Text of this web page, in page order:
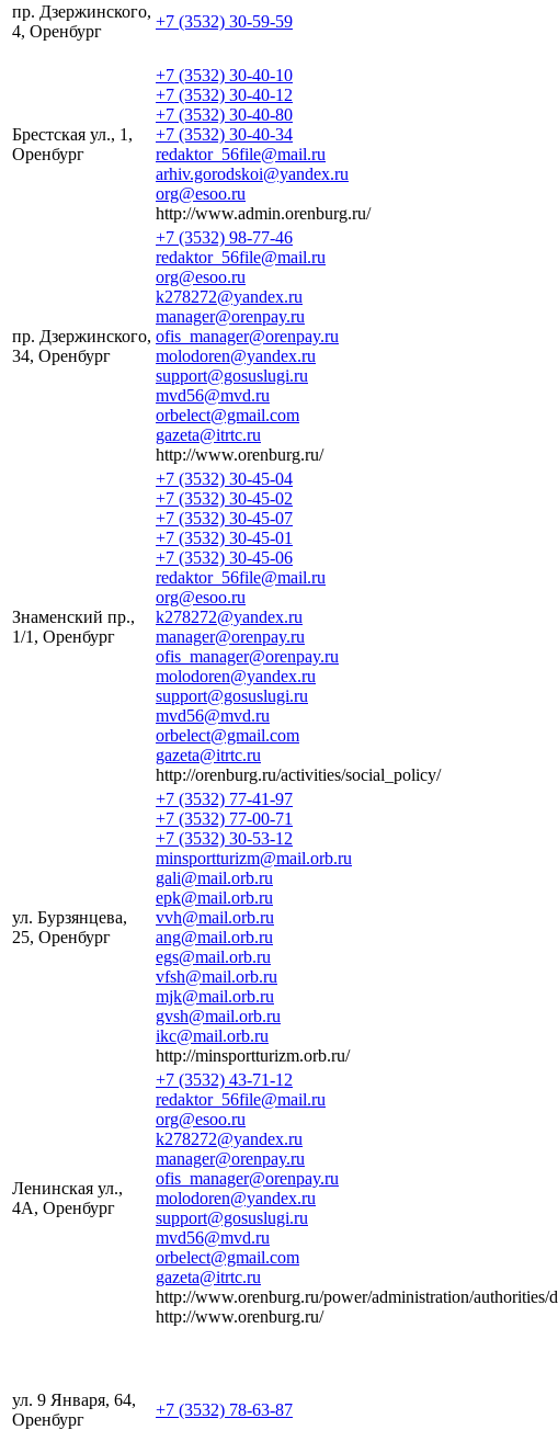
пр. Дзержинского,
4, Оренбург
+7 (3532) 30-59-59
Брестская ул., 1,
Оренбург
+7 (3532) 30-40-10
+7 (3532) 30-40-12
+7 (3532) 30-40-80
+7 (3532) 30-40-34
redaktor_56file@mail.ru
arhiv.gorodskoi@yandex.ru
org@esoo.ru
http://www.admin.orenburg.ru/
пр. Дзержинского,
34, Оренбург
+7 (3532) 98-77-46
redaktor_56file@mail.ru
org@esoo.ru
k278272@yandex.ru
manager@orenpay.ru
ofis_manager@orenpay.ru
molodoren@yandex.ru
support@gosuslugi.ru
mvd56@mvd.ru
orbelect@gmail.com
gazeta@itrtc.ru
http://www.orenburg.ru/
Знаменский пр.,
1/1, Оренбург
+7 (3532) 30-45-04
+7 (3532) 30-45-02
+7 (3532) 30-45-07
+7 (3532) 30-45-01
+7 (3532) 30-45-06
redaktor_56file@mail.ru
org@esoo.ru
k278272@yandex.ru
manager@orenpay.ru
ofis_manager@orenpay.ru
molodoren@yandex.ru
support@gosuslugi.ru
mvd56@mvd.ru
orbelect@gmail.com
gazeta@itrtc.ru
http://orenburg.ru/activities/social_policy/
ул. Бурзянцева,
25, Оренбург
+7 (3532) 77-41-97
+7 (3532) 77-00-71
+7 (3532) 30-53-12
minsportturizm@mail.orb.ru
gali@mail.orb.ru
epk@mail.orb.ru
vvh@mail.orb.ru
ang@mail.orb.ru
egs@mail.orb.ru
vfsh@mail.orb.ru
mjk@mail.orb.ru
gvsh@mail.orb.ru
ikc@mail.orb.ru
http://minsportturizm.orb.ru/
Ленинская ул.,
4А, Оренбург
+7 (3532) 43-71-12
redaktor_56file@mail.ru
org@esoo.ru
k278272@yandex.ru
manager@orenpay.ru
ofis_manager@orenpay.ru
molodoren@yandex.ru
support@gosuslugi.ru
mvd56@mvd.ru
orbelect@gmail.com
gazeta@itrtc.ru
http://www.orenburg.ru/power/administration/
http://www.orenburg.ru/
ул. 9 Января, 64,
Оренбург
+7 (3532) 78-63-87